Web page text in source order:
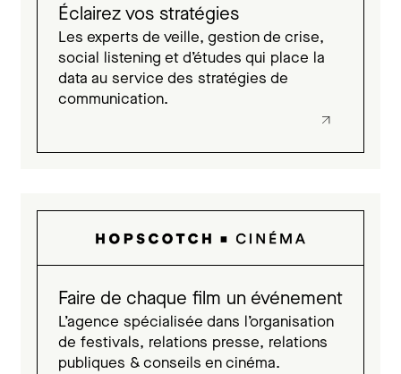
Éclairez vos stratégies
Les experts de veille, gestion de crise,
social listening et d’études qui place la
data au service des stratégies de
communication.
Faire de chaque film un événement
L’agence spécialisée dans l’organisation
de festivals, relations presse, relations
publiques & conseils en cinéma.